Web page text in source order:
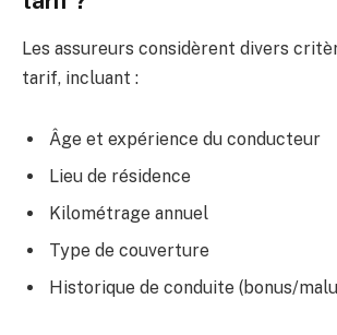
Les assureurs considèrent divers
tarif, incluant :
Âge et expérience du conducteur
Lieu de résidence
Kilométrage annuel
Type de couverture
Historique de conduite (bonus/